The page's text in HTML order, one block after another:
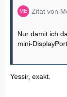
Zitat von
Nur damit ich
mini-
Yessir, exakt.